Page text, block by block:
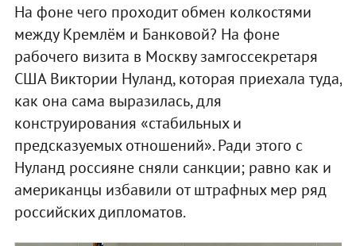
На фоне чего проходит обмен колкостями
между Кремлём и Банковой? На фоне
рабочего визита в Москву замгоссекретаря
США Виктории Нуланд, которая приехала туда,
как она сама выразилась, для
конструирования «стабильных и
предсказуемых отношений». Ради этого с
Нуланд россияне сняли санкции; равно как и
американцы избавили от штрафных мер ряд
российских дипломатов.